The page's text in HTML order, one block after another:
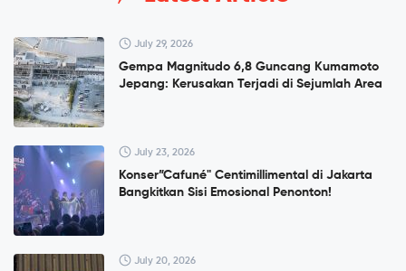
July 29, 2026
Gempa Magnitudo 6,8 Guncang Kumamoto
Jepang: Kerusakan Terjadi di Sejumlah Area
July 23, 2026
Konser”Cafuné" Centimillimental di Jakarta
Bangkitkan Sisi Emosional Penonton!
July 20, 2026